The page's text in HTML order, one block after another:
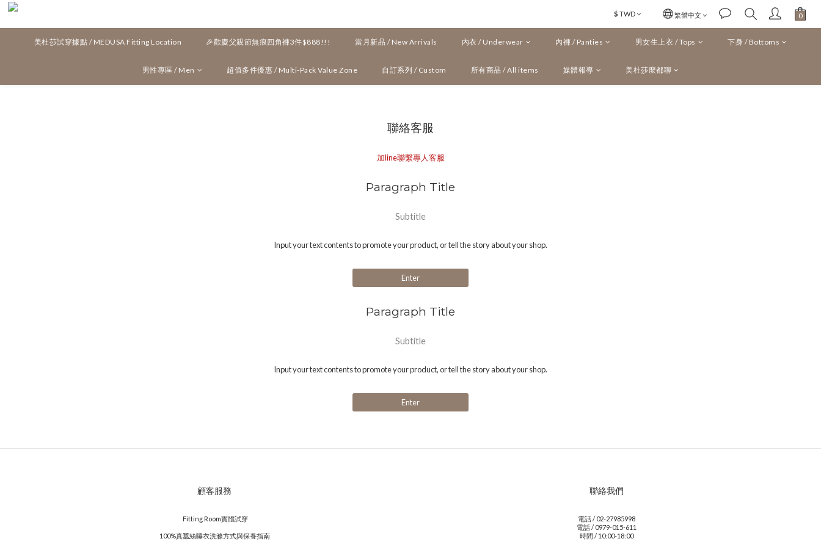
$ TWD 繁體中文
美杜莎試穿據點 / MEDUSA Fitting Location 🎉歡慶父親節無痕四角褲3件$888!!! 當月新品 / New Arrivals 內衣 / Underwear 內褲 / Panties 男女生上衣 / Tops 下身 / Bottoms
男性專區 / Men 超值多件優惠 / Multi-Pack Value Zone 自訂系列 / Custom 所有商品 / All items 媒體報導 美杜莎麼都聊
聯絡客服
加line聯繫專人客服
Paragraph Title
Subtitle
Input your text contents to promote your product, or tell the story about your shop.
Enter
Paragraph Title
Subtitle
Input your text contents to promote your product, or tell the story about your shop.
Enter
顧客服務
Fitting Room實體試穿
100%真蠶絲睡衣洗滌方式與保養指南
聯絡我們
電話 / 02-27985998
電話 / 0979-015-611
時間 / 10:00-18:00